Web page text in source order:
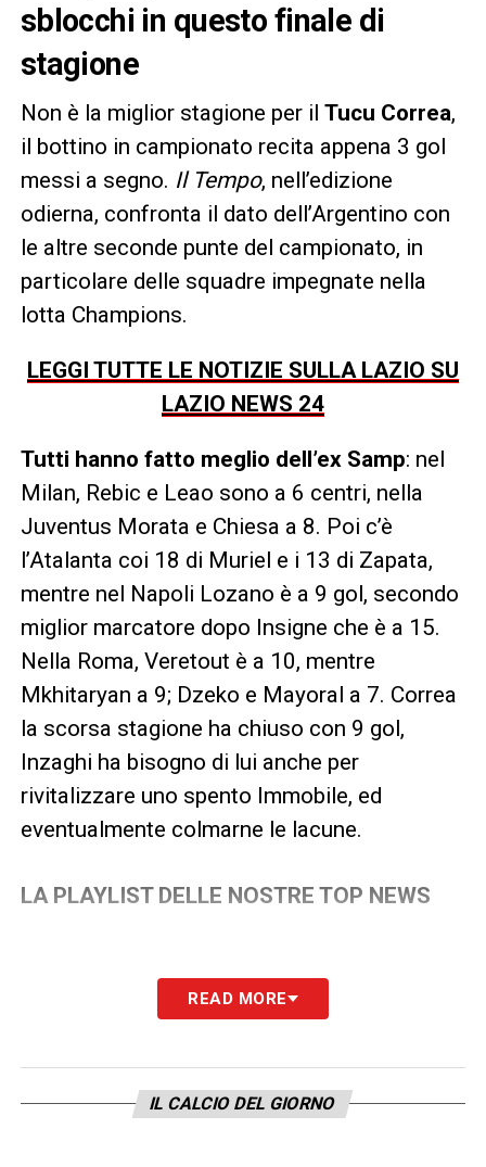
sblocchi in questo finale di
stagione
Non è la miglior stagione per il Tucu Correa,
il bottino in campionato recita appena 3 gol
messi a segno. Il Tempo, nell’edizione
odierna, confronta il dato dell’Argentino con
le altre seconde punte del campionato, in
particolare delle squadre impegnate nella
lotta Champions.
LEGGI TUTTE LE NOTIZIE SULLA LAZIO SU
LAZIO NEWS 24
Tutti hanno fatto meglio dell’ex Samp: nel
Milan, Rebic e Leao sono a 6 centri, nella
Juventus Morata e Chiesa a 8. Poi c’è
l’Atalanta coi 18 di Muriel e i 13 di Zapata,
mentre nel Napoli Lozano è a 9 gol, secondo
miglior marcatore dopo Insigne che è a 15.
Nella Roma, Veretout è a 10, mentre
Mkhitaryan a 9; Dzeko e Mayoral a 7. Correa
la scorsa stagione ha chiuso con 9 gol,
Inzaghi ha bisogno di lui anche per
rivitalizzare uno spento Immobile, ed
eventualmente colmarne le lacune.
LA PLAYLIST DELLE NOSTRE TOP NEWS
READ MORE
IL CALCIO DEL GIORNO